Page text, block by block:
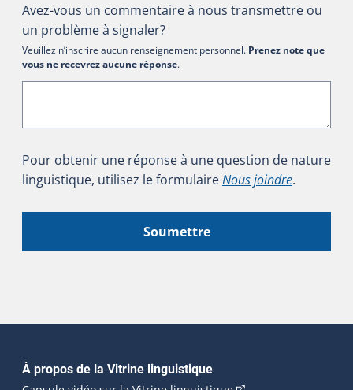
Avez-vous un commentaire à nous transmettre ou
un problème à signaler?
Veuillez n’inscrire aucun renseignement personnel. Prenez note que
vous ne recevrez aucune réponse.
Pour obtenir une réponse à une question de nature
linguistique, utilisez le formulaireNous joindre.
Soumettre
Navigation principale
À propos de la Vitrine linguistique